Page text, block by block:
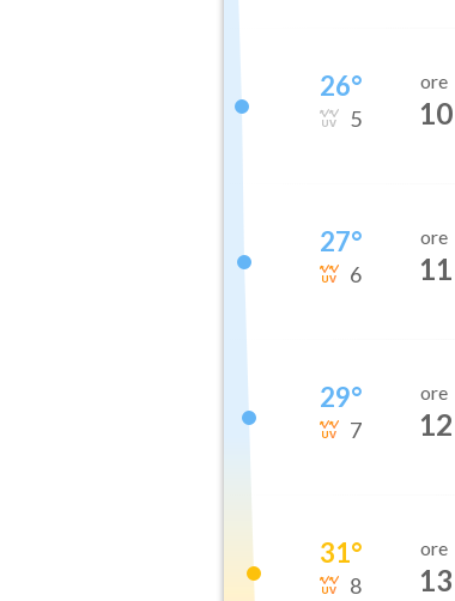
26°
5
ore
10
27°
6
ore
11
29°
7
ore
12
31°
8
ore
13